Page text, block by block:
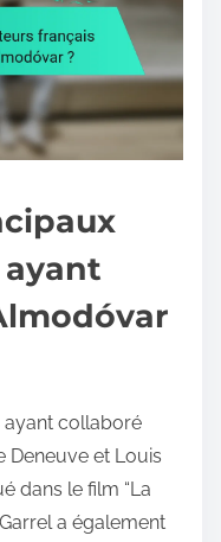
ayant collaboré
Deneuve et Louis
dans le film “La
a également